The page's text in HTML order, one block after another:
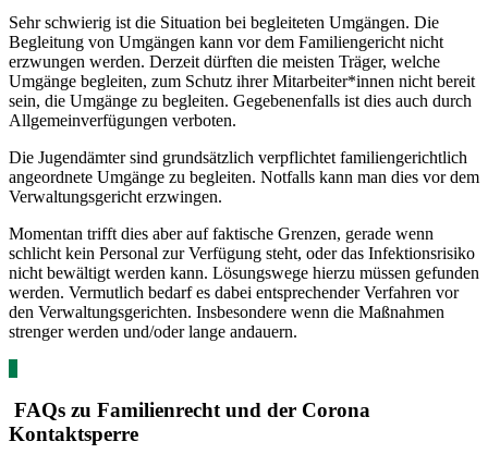
Sehr schwierig ist die Situation bei begleiteten Umgängen. Die
Begleitung von Umgängen kann vor dem Familiengericht nicht
erzwungen werden. Derzeit dürften die meisten Träger, welche
Umgänge begleiten, zum Schutz ihrer Mitarbeiter*innen nicht bereit
sein, die Umgänge zu begleiten. Gegebenenfalls ist dies auch durch
Allgemeinverfügungen verboten.
Die Jugendämter sind grundsätzlich verpflichtet familiengerichtlich
angeordnete Umgänge zu begleiten. Notfalls kann man dies vor dem
Verwaltungsgericht erzwingen.
Momentan trifft dies aber auf faktische Grenzen, gerade wenn
schlicht kein Personal zur Verfügung steht, oder das Infektionsrisiko
nicht bewältigt werden kann. Lösungswege hierzu müssen gefunden
werden. Vermutlich bedarf es dabei entsprechender Verfahren vor
den Verwaltungsgerichten. Insbesondere wenn die Maßnahmen
strenger werden und/oder lange andauern.
FAQs zu Familienrecht und der Corona
Kontaktsperre